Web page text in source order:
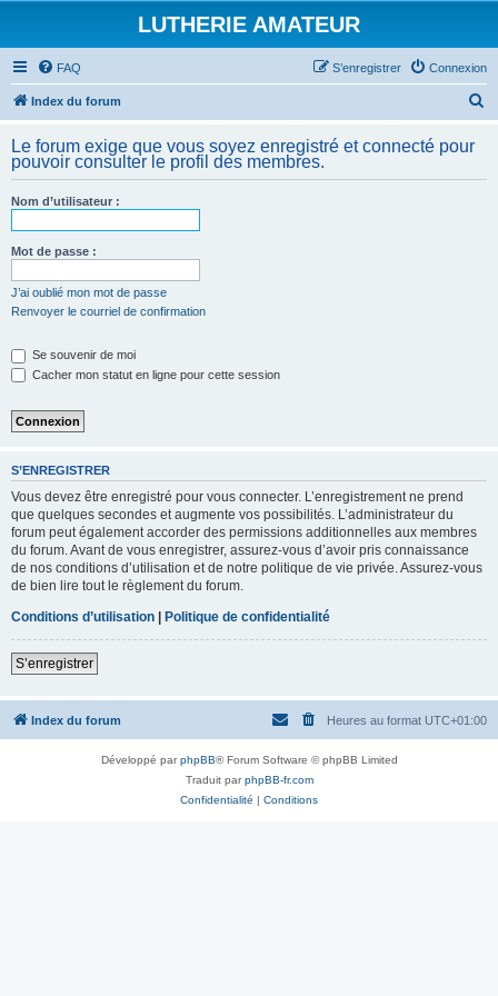
LUTHERIE AMATEUR
FAQ Connexion
S’enregistrer
Index du forum
h
Le forum exige que vous soyez enregistré et connecté pour
pouvoir consulter le profil des membres.
Nom d’utilisateur :
Mot de passe :
J’ai oublié mon mot de passe
Renvoyer le courriel de confirmation
Se souvenir de moi
Cacher mon statut en ligne pour cette session
S’ENREGISTRER
Vous devez être enregistré pour vous connecter. L’enregistrement ne prend
que quelques secondes et augmente vos possibilités. L’administrateur du
forum peut également accorder des permissions additionnelles aux membres
du forum. Avant de vous enregistrer, assurez-vous d’avoir pris connaissance
de nos conditions d’utilisation et de notre politique de vie privée. Assurez-vous
de bien lire tout le règlement du forum.
Conditions d’utilisation | Politique de confidentialité
S’enregistrer
Index du forum Heures au format UTC+01:00
Développé parphpBB® Forum Software © phpBB Limited
Traduit parphpBB-fr.com
Confidentialité | Conditions